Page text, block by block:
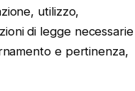
utilizzo,
di legge necessarie
e pertinenza,